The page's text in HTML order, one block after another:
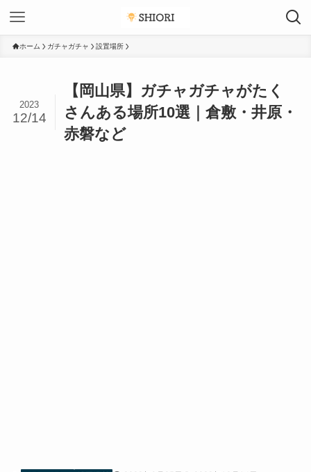
ホーム ガチャガチャ 設置場所
【岡山県】ガチャガチャがたく
さんある場所10選｜倉敷・井原・
赤磐など
2023
12/14